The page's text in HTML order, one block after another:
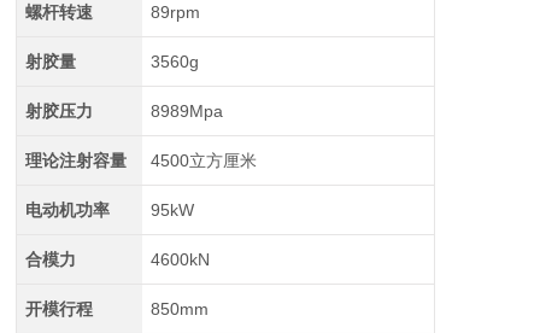
螺杆转速 89rpm
射胶量 3560g
射胶压力 8989Mpa
理论注射容量 4500立方厘米
电动机功率 95kW
合模力 4600kN
开模行程 850mm